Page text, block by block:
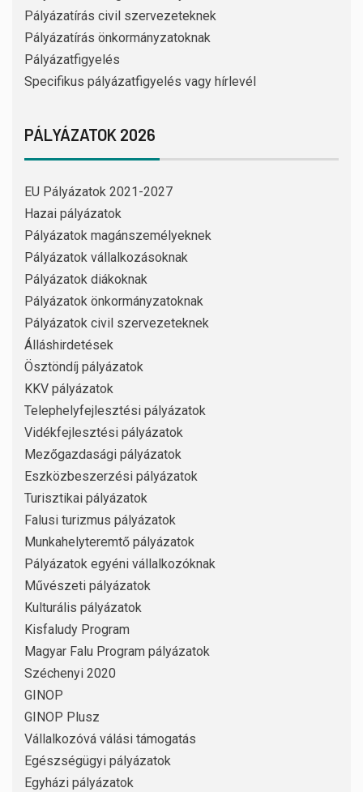
Pályázatírás civil szervezeteknek
Pályázatírás önkormányzatoknak
Pályázatfigyelés
Specifikus pályázatfigyelés vagy hírlevél
PÁLYÁZATOK 2026
EU Pályázatok 2021-2027
Hazai pályázatok
Pályázatok magánszemélyeknek
Pályázatok vállalkozásoknak
Pályázatok diákoknak
Pályázatok önkormányzatoknak
Pályázatok civil szervezeteknek
Álláshirdetések
Ösztöndíj pályázatok
KKV pályázatok
Telephelyfejlesztési pályázatok
Vidékfejlesztési pályázatok
Mezőgazdasági pályázatok
Eszközbeszerzési pályázatok
Turisztikai pályázatok
Falusi turizmus pályázatok
Munkahelyteremtő pályázatok
Pályázatok egyéni vállalkozóknak
Művészeti pályázatok
Kulturális pályázatok
Kisfaludy Program
Magyar Falu Program pályázatok
Széchenyi 2020
GINOP
GINOP Plusz
Vállalkozóvá válási támogatás
Egészségügyi pályázatok
Egyházi pályázatok